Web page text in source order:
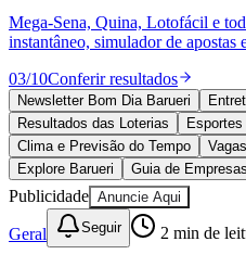
Política
Esportes
Saúde
Segurança
Cultura
Meio Ambiente
Obras
Educação
Bairros de Barueri
Mega-Sena, Quina, Lotofácil e
instantâneo, simulador de apostas
03/10Conferir resultados
Newsletter Bom Dia Barueri
Resultados das Loterias
Clima e Previsão do Tempo
Explore Barueri
Guia de Empresas
Publicidade Anuncie Aqui
Geral Seguir 2 min de